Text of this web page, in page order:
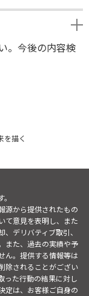
。今後の内容検
を描く
源から提供されたもの
て意見を表明し、また
デリバティブ取引、
また、過去の実績や予
ん。提供する情報等は
除されることがござい
った行動の結果に対し
定は、お客様ご自身の